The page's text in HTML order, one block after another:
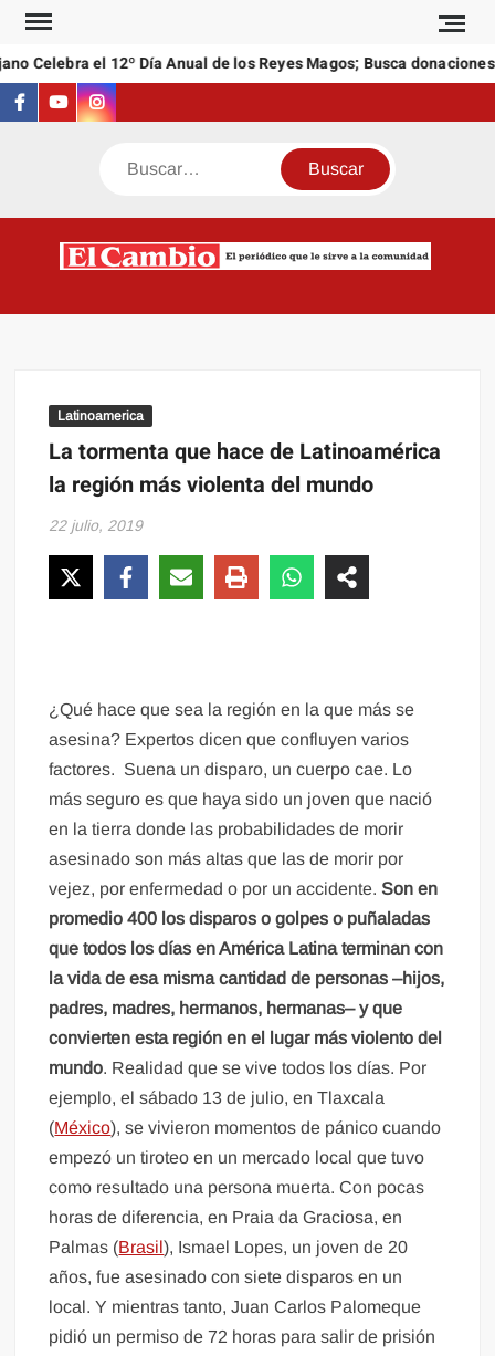
Saltar
contenidoel 12º Día Anual de los Reyes Magos; Busca donaciones
Facebook
YoutubeInstagram
Buscar
Latinoamerica
La tormenta que hace de Latinoamérica
la región más violenta del mundo
22 julio, 2019
¿Qué hace que sea la región en la que más se
asesina? Expertos dicen que confluyen varios
factores. Suena un disparo, un cuerpo cae. Lo
más seguro es que haya sido un joven que nació
en la tierra donde las probabilidades de morir
asesinado son más altas que las de morir por
vejez, por enfermedad o por un accidente. Son en
promedio 400 los disparos o golpes o puñaladas
que todos los días en América Latina terminan con
la vida de esa misma cantidad de personas –hijos,
padres, madres, hermanos, hermanas– y que
convierten esta región en el lugar más violento del
mundo. Realidad que se vive todos los días. Por
ejemplo, el sábado 13 de julio, en Tlaxcala
(México), se vivieron momentos de pánico cuando
empezó un tiroteo en un mercado local que tuvo
como resultado una persona muerta. Con pocas
horas de diferencia, en Praia da Graciosa, en
Palmas (Brasil), Ismael Lopes, un joven de 20
años, fue asesinado con siete disparos en un
local. Y mientras tanto, Juan Carlos Palomeque
pidió un permiso de 72 horas para salir de prisión